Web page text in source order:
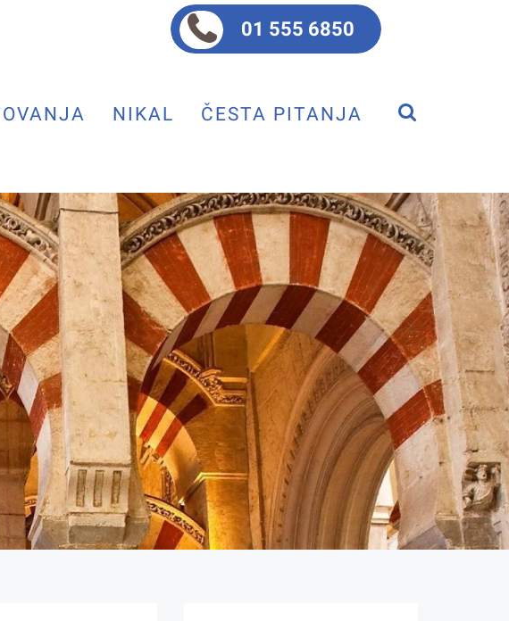
01 555 6850
NIKAL ČESTA PITANJA